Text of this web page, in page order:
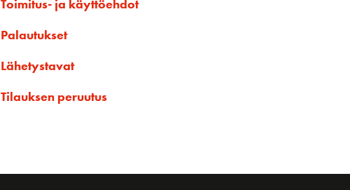
Toimitus- ja käyttöehdot
Palautukset
Lähetystavat
Tilauksen peruutus